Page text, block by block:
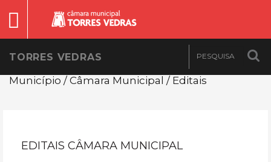
TORRES VEDRAS
Município / Câmara Municipal / Editais
EDITAIS CÂMARA MUNICIPAL